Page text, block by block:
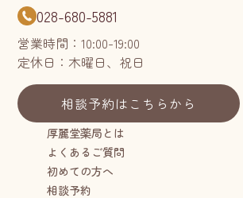
028-680-5881
営業時間：10:00-19:00
定休日：木曜日、祝日
相談予約はこちらから
厚麗堂薬局とは
よくあるご質問
初めての方へ
相談予約